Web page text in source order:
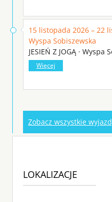
15 listopada 2026 – 22
Wyspa Sobiszewska
JESIEŃ Z JOGĄ ·
Więcej
Zobacz wszystkie
LOKALIZACJE